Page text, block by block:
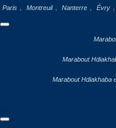
Paris , Montreuil , Nanterre , Évry ,
Marabout
Marabout Hdiakhaba